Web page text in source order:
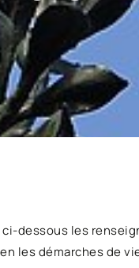
ci-dessous les
les démarches de